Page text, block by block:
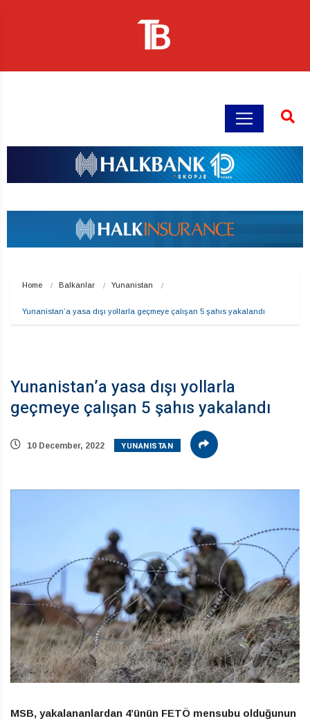
Home Balkanlar Yunanistan
Yunanistan’a yasa dışı yollarla geçmeye çalışan 5 şahıs yakalandı
Yunanistan’a yasa dışı yollarla
geçmeye çalışan 5 şahıs yakalandı
10 December, 2022 YUNANISTAN
MSB, yakalananlardan 4’ünün FETÖ mensubu olduğunun